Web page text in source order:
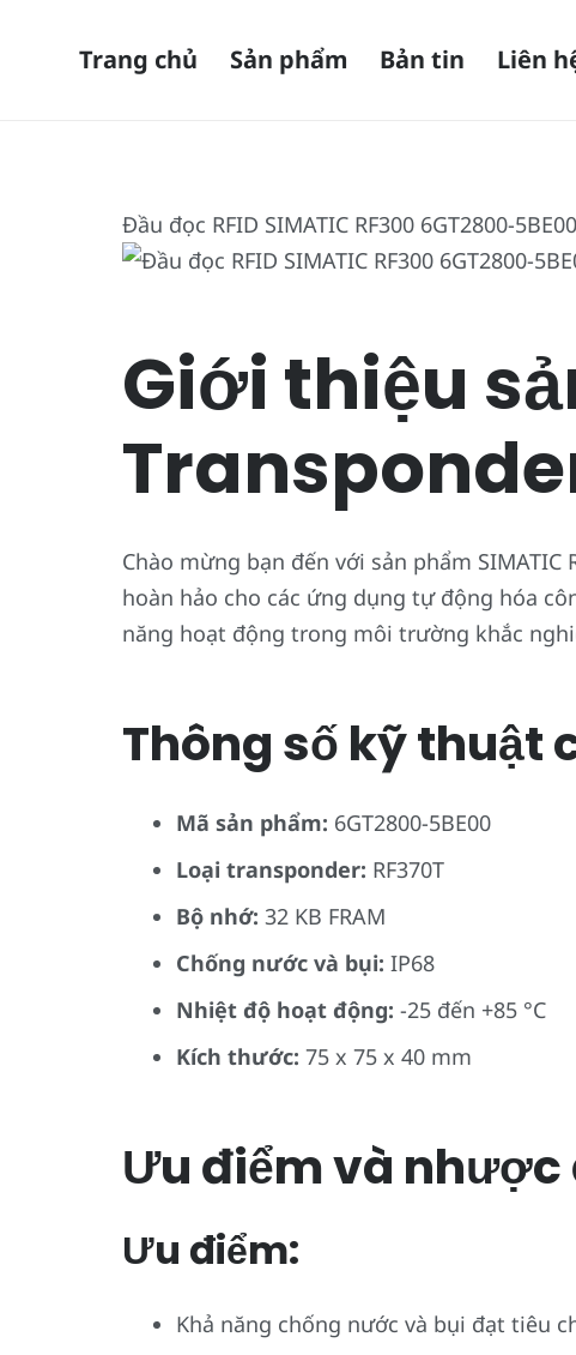
Trang chủ Sản phẩm Bản tin Liên
Đầu đọc RFID SIMATIC RF300 6GT2800-
Giới thiệu
Transponder
Chào mừng bạn đến với sản phẩm SIMATIC
hoàn hảo cho các ứng dụng tự động hóa
năng hoạt động trong môi trường khắc
Thông số kỹ thuật
Mã sản phẩm: 6GT2800-5BE00
Loại transponder: RF370T
Bộ nhớ: 32 KB FRAM
Chống nước và bụi: IP68
Nhiệt độ hoạt động: -25 đến +85 °C
Kích thước: 75 x 75 x 40 mm
Ưu điểm và nhược
Ưu điểm:
Khả năng chống nước và bụi đạt tiêu